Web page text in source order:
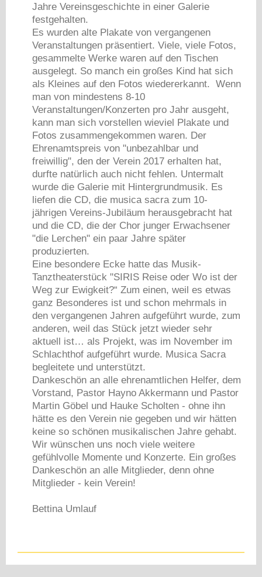
Jahre Vereinsgeschichte in einer Galerie
festgehalten.
Es wurden alte Plakate von vergangenen
Veranstaltungen präsentiert. Viele, viele Fotos,
gesammelte Werke waren auf den Tischen
ausgelegt. So manch ein großes Kind hat sich
als Kleines auf den Fotos wiedererkannt. Wenn
man von mindestens 8-10
Veranstaltungen/Konzerten pro Jahr ausgeht,
kann man sich vorstellen wieviel Plakate und
Fotos zusammengekommen waren. Der
Ehrenamtspreis von "unbezahlbar und
freiwillig", den der Verein 2017 erhalten hat,
durfte natürlich auch nicht fehlen. Untermalt
wurde die Galerie mit Hintergrundmusik. Es
liefen die CD, die musica sacra zum 10-
jährigen Vereins-Jubiläum herausgebracht hat
und die CD, die der Chor junger Erwachsener
"die Lerchen" ein paar Jahre später
produzierten.
Eine besondere Ecke hatte das Musik-
Tanztheaterstück "SIRIS Reise oder Wo ist der
Weg zur Ewigkeit?“ Zum einen, weil es etwas
ganz Besonderes ist und schon mehrmals in
den vergangenen Jahren aufgeführt wurde, zum
anderen, weil das Stück jetzt wieder sehr
aktuell ist… als Projekt, was im November im
Schlachthof aufgeführt wurde. Musica Sacra
begleitete und unterstützt.
Dankeschön an alle ehrenamtlichen Helfer, dem
Vorstand, Pastor Hayno Akkermann und Pastor
Martin Göbel und Hauke Scholten - ohne ihn
hätte es den Verein nie gegeben und wir hätten
keine so schönen musikalischen Jahre gehabt.
Wir wünschen uns noch viele weitere
gefühlvolle Momente und Konzerte. Ein großes
Dankeschön an alle Mitglieder, denn ohne
Mitglieder - kein Verein!
Bettina Umlauf